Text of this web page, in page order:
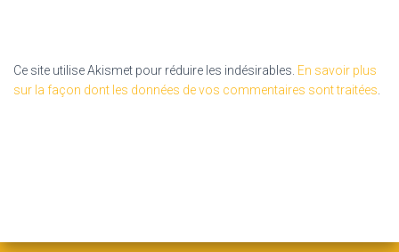
Ce site utilise Akismet pour réduire les indésirables. En savoir plus
sur la façon dont les données de vos commentaires sont traitées